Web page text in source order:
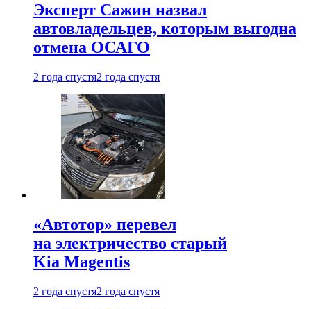
Эксперт Сажин назвал
автовладельцев, которым выгодна
отмена ОСАГО
2 года спустя2 года спустя
«Автотор» перевел
на электричество старый
Kia Magentis
2 года спустя2 года спустя